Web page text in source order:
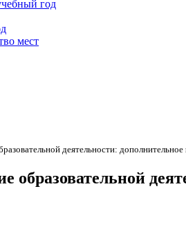
год
мест
деятельности:
образовательной